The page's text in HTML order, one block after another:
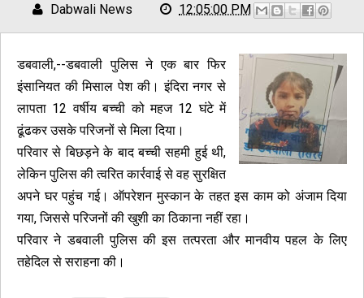
Dabwali News 12:05:00 PM
डबवाली,--डबवाली पुलिस ने एक बार फिर
इंसानियत की मिसाल पेश की। इंदिरा नगर से
लापता 12 वर्षीय बच्ची को महज 12 घंटे में
ढूंढकर उसके परिजनों से मिला दिया।
परिवार से बिछड़ने के बाद बच्ची सहमी हुई थी,
लेकिन पुलिस की त्वरित कार्रवाई से वह सुरक्षित
अपने घर पहुंच गई। ऑपरेशन मुस्कान के तहत इस काम को अंजाम दिया
गया, जिससे परिजनों की खुशी का ठिकाना नहीं रहा।
परिवार ने डबवाली पुलिस की इस तत्परता और मानवीय पहल के लिए
तहेदिल से सराहना की ।